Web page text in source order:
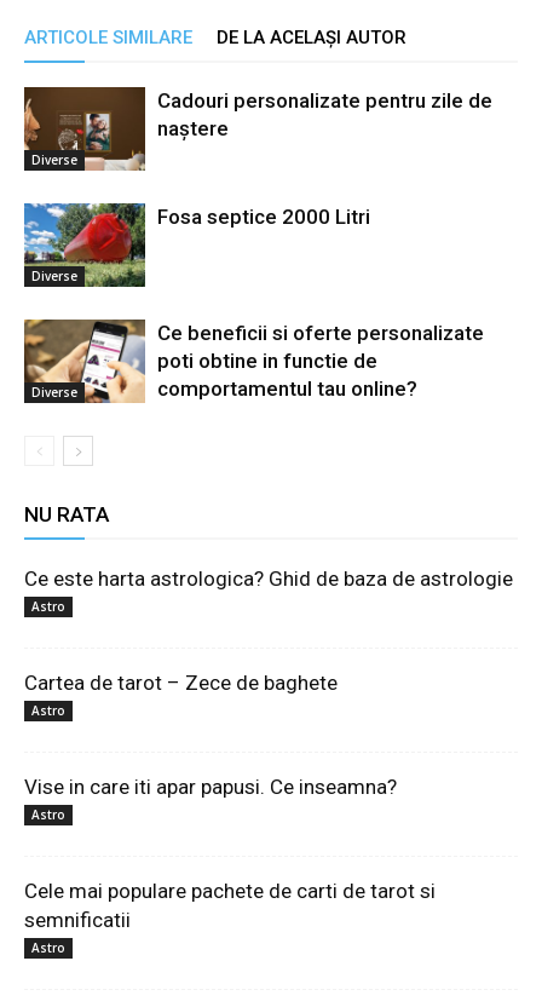
ARTICOLE SIMILARE DE LA ACELAȘI AUTOR
Diverse
Cadouri personalizate pentru zile de
naștere
Diverse
Fosa septice 2000 Litri
Diverse
Ce beneficii si oferte personalizate
poti obtine in functie de
comportamentul tau online?
NU RATA
Ce este harta astrologica? Ghid de baza de astrologie
Astro
Cartea de tarot – Zece de baghete
Astro
Vise in care iti apar papusi. Ce inseamna?
Astro
Cele mai populare pachete de carti de tarot si
semnificatii
Astro